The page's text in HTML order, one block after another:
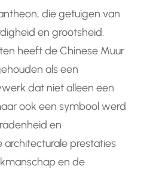
die getuigen van
en grootsheid.
heeft de Chinese Muur
als een
dat niet alleen een
ook een symbool werd
en
architecturale prestaties
en de